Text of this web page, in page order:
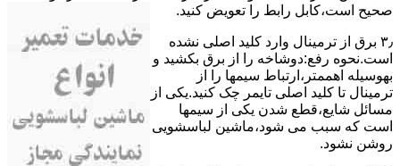
ﺻﺤﯿﺢ اﺳﺖ،ﮐﺎﺑﻞ راﺑﻂ را ﺗﻌﻮﯾﺾ کنید.
۳٫ ﺑﺮق از ﺗﺮﻣﯿﻨﺎل وارد ﮐﻠﯿﺪ اﺻﻠﯽ ﻧﺸﺪه
است.نحوه رﻓﻊ:دوشاخه را از ﺑﺮق بکشید و
بهوسیله اهممتر،ارﺗﺒﺎط سیمها را از
ﺗﺮﻣﯿﻨﺎل ﺗﺎ ﮐﻠﯿﺪ اﺻﻠﯽ ﺗﺎﯾﻤﺮ چک کنید.یکی از
مسائل شایع،ﻗﻄﻊ شدن ﯾﮑﯽ از سیمها
است که سبب می شود،ﻣﺎﺷﯿﻦ لباسشویی
روﺷﻦ نشود.